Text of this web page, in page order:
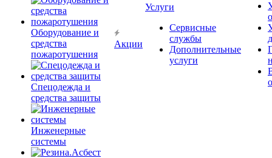
Оборудование и
средства
пожаротушения
Спецодежда и
средства защиты
Инженерные
системы
Акции
Услуги
Сервисные
службы
Дополнительные
услуги